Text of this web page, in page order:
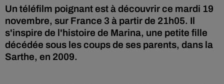
Un téléfilm poignant est à découvrir ce mardi 19
novembre, sur France 3 à partir de 21h05. Il
s'inspire de l'histoire de Marina, une petite fille
décédée sous les coups de ses parents, dans la
Sarthe, en 2009.